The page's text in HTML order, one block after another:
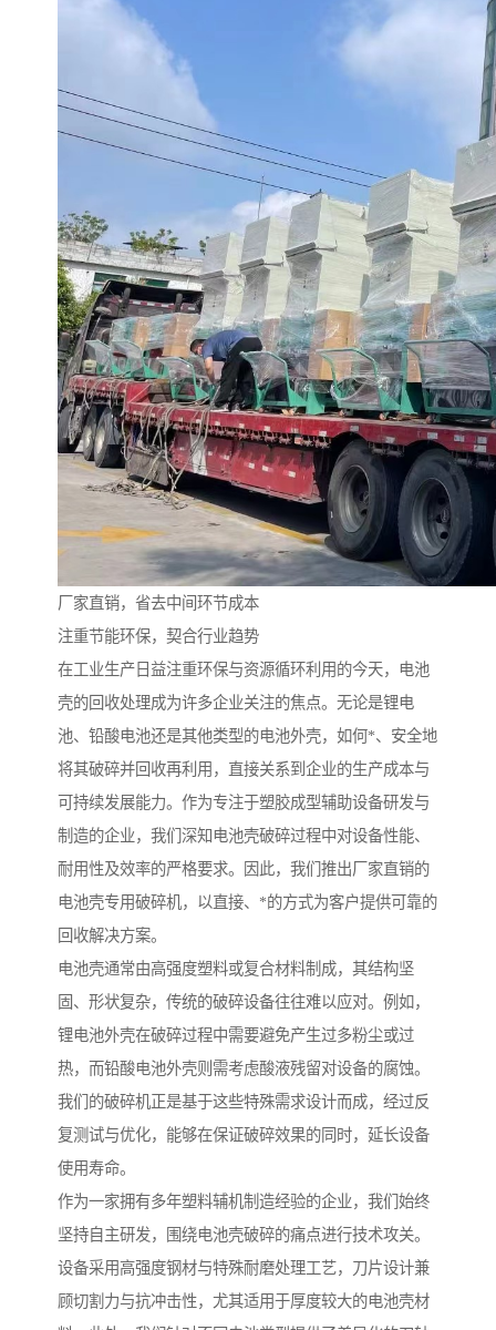
厂家直销，省去中间环节成本
注重节能环保，契合行业趋势
在工业生产日益注重环保与资源循环利用的今天，电池
壳的回收处理成为许多企业关注的焦点。无论是锂电
池、铅酸电池还是其他类型的电池外壳，如何*、安全地
将其破碎并回收再利用，直接关系到企业的生产成本与
可持续发展能力。作为专注于塑胶成型辅助设备研发与
制造的企业，我们深知电池壳破碎过程中对设备性能、
耐用性及效率的严格要求。因此，我们推出厂家直销的
电池壳专用破碎机，以直接、*的方式为客户提供可靠的
回收解决方案。
电池壳通常由高强度塑料或复合材料制成，其结构坚
固、形状复杂，传统的破碎设备往往难以应对。例如，
锂电池外壳在破碎过程中需要避免产生过多粉尘或过
热，而铅酸电池外壳则需考虑酸液残留对设备的腐蚀。
我们的破碎机正是基于这些特殊需求设计而成，经过反
复测试与优化，能够在保证破碎效果的同时，延长设备
使用寿命。
作为一家拥有多年塑料辅机制造经验的企业，我们始终
坚持自主研发，围绕电池壳破碎的痛点进行技术攻关。
设备采用高强度钢材与特殊耐磨处理工艺，刀片设计兼
顾切割力与抗冲击性，尤其适用于厚度较大的电池壳材